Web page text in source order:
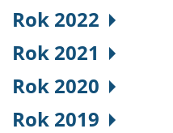
Rok 2022
Rok 2021
Rok 2020
Rok 2019